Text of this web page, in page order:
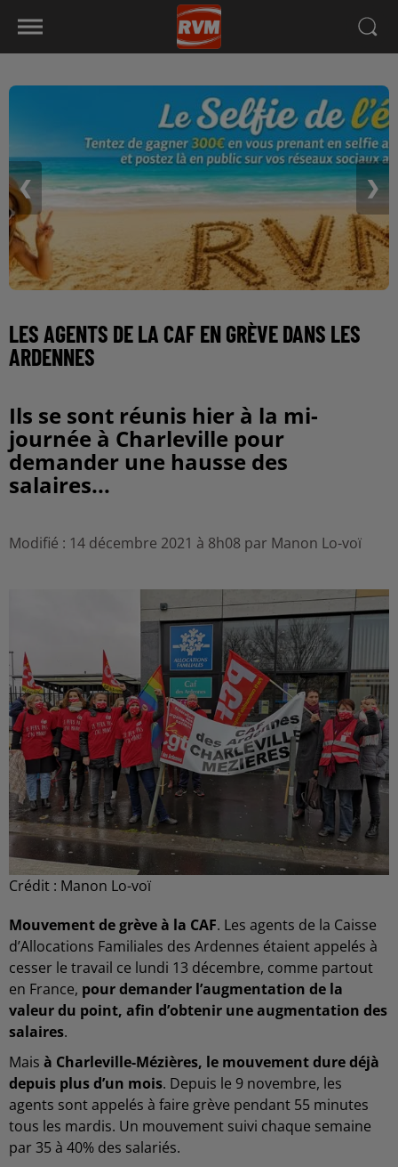
❮ ❯
LES AGENTS DE LA CAF EN GRÈVE DANS LES
ARDENNES
Ils se sont réunis hier à la mi-
journée à Charleville pour
demander une hausse des
salaires...
Modifié : 14 décembre 2021 à 8h08 par Manon Lo-voï
Crédit : Manon Lo-voï
Mouvement de grève à la CAF. Les agents de la Caisse
d’Allocations Familiales des Ardennes étaient appelés à
cesser le travail ce lundi 13 décembre, comme partout
en France, pour demander l’augmentation de la
valeur du point, afin d’obtenir une augmentation des
salaires.
Mais à Charleville-Mézières, le mouvement dure déjà
depuis plus d’un mois. Depuis le 9 novembre, les
agents sont appelés à faire grève pendant 55 minutes
tous les mardis. Un mouvement suivi chaque semaine
par 35 à 40% des salariés.